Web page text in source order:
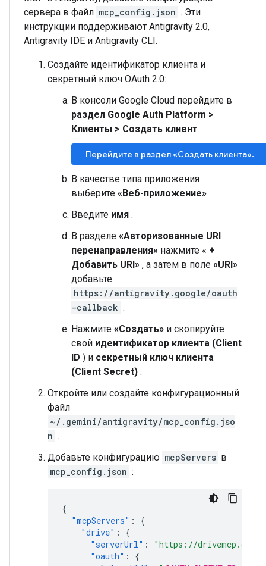
сервера в файл mcp_config.json . Эти
инструкции поддерживают Antigravity 2.0,
Antigravity IDE и Antigravity CLI.
Создайте идентификатор клиента и
секретный ключ OAuth 2.0:
В консоли Google Cloud перейдите в
раздел Google Auth Platform >
Клиенты > Создать клиент
Перейдите в раздел «Создать клиента».
В качестве типа приложения
выберите «Веб-приложение» .
Введите имя .
В разделе «Авторизованные URI
перенаправления» нажмите « +
Добавить URI» , а затем в поле «URI»
добавьте
https://antigravity.google/oauth
-callback .
Нажмите «Создать» и скопируйте
свой идентификатор клиента (Client
ID ) и секретный ключ клиента
(Client Secret) .
Откройте или создайте конфигурационный
файл
~/.gemini/antigravity/mcp_config.jso
n .
Добавьте конфигурацию mcpServers в
mcp_config.json :
{
"mcpServers" :
{
"drive" :
{
"serverUrl" :
"https://
"oauth" :
{